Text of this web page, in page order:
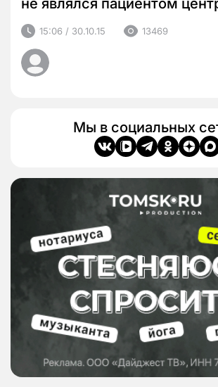
не являлся пациентом
15:06 / 30.10.15 13469
Мы в социальных